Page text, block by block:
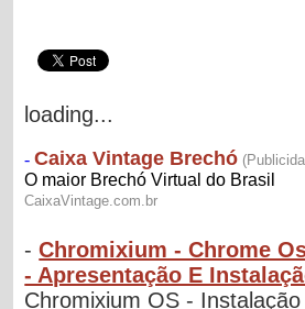
loading...
-Chromixium - Chrome
- Apresentação E
Chromixium OS -